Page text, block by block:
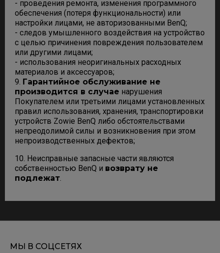
- проведения ремонта, изменения программного
обеспечения (потеря функциональности) или
настройки лицами, не авторизованными BenQ;
- следов умышленного воздействия на устройство
с целью причинения повреждения пользователем
или другими лицами;
- использования неоригинальных расходных
материалов и аксессуаров;
9. Гарантийное обслуживание не
производится в случае нарушения
Покупателем или третьими лицами установленных
правил использования, хранения, транспортировки
устройств Zowie BenQ либо обстоятельствами
непреодолимой силы и возникновения при этом
непроизводственных дефектов;
10. Неисправные запасные части являются
собственностью BenQ и возврату не
подлежат
МЫ В СОЦСЕТЯХ